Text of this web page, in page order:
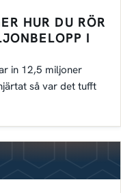
HUR DU RÖR
I
in 12,5 miljoner
så var det tufft